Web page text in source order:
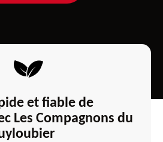
et fiable de
Les Compagnons du